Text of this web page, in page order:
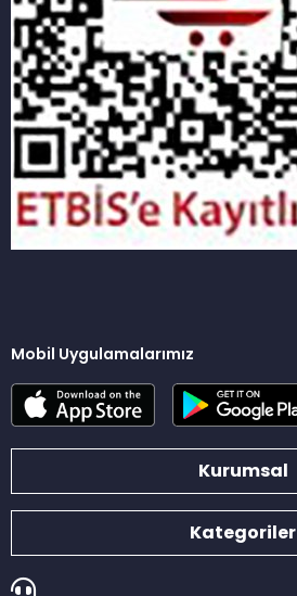
Mobil Uygulamalarımız
Kurumsal
Kategoriler